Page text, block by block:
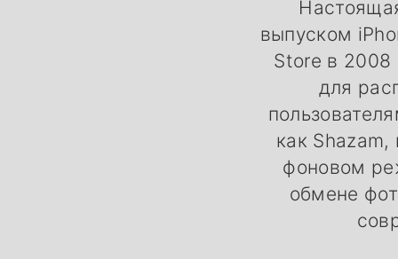
выпуском
Store в 2008
для
как
фоновом
обмене